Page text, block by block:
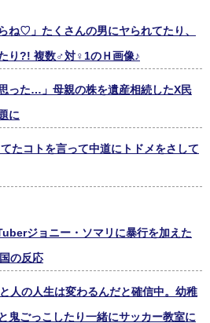
ね♡」たくさんの男にヤられてたり、
り?! 複数♂対♀1のＨ画像♪
った…」母親の株を遺産相続したX民
に
たコトを言って中道にトドメをさして
ジョニー・ソマリに暴行を加えた
の反応
人の人生は変わるんだと確信中。幼稚
鬼ごっこしたり一緒にサッカー教室に